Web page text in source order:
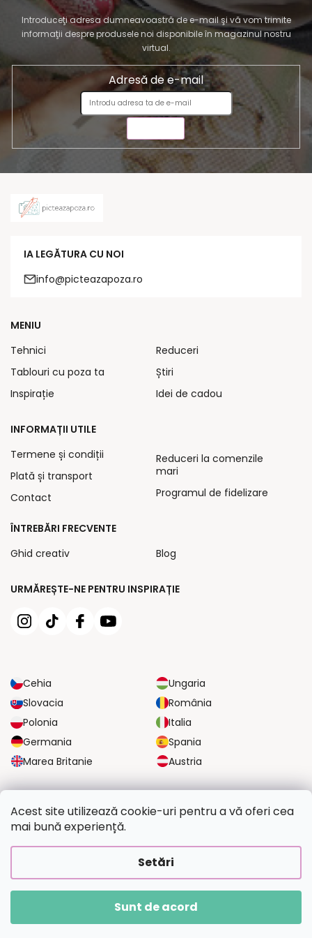
Acest site utilizează cookie-uri pentru a vă oferi cea
mai bună experiență.
Setări
Sunt de acord
Introduceţi adresa dumneavoastră de e-mail şi vă vom trimite
informaţii despre produsele noi disponibile în magazinul nostru
virtual.
Adresă de e-mail
IA LEGĂTURA CU NOI
info@picteazapoza.ro
URMĂREȘTE-NE PENTRU INSPIRAȚIE
Cehia
Ungaria
Slovacia
România
Polonia
Italia
Germania
Spania
Marea Britanie
Austria
MENIU
Tehnici
Tablouri cu poza ta
Inspirație
Reduceri
Știri
Idei de cadou
INFORMAȚII UTILE
Termene și condiții
Plată și transport
Contact
Reduceri la comenzile
mari
Programul de fidelizare
ÎNTREBĂRI FRECVENTE
Ghid creativ
Blog
OPȚIUNI DE PLATĂ SIGURE
Creat de Shoptet Premium|UpraviloFV STUDIO
Drepturi de autor 2026Picteazapoza.ro. Toate drepturile rezervate.